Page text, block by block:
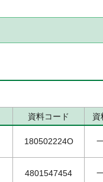
資料コード 資
180502224O
4801547454